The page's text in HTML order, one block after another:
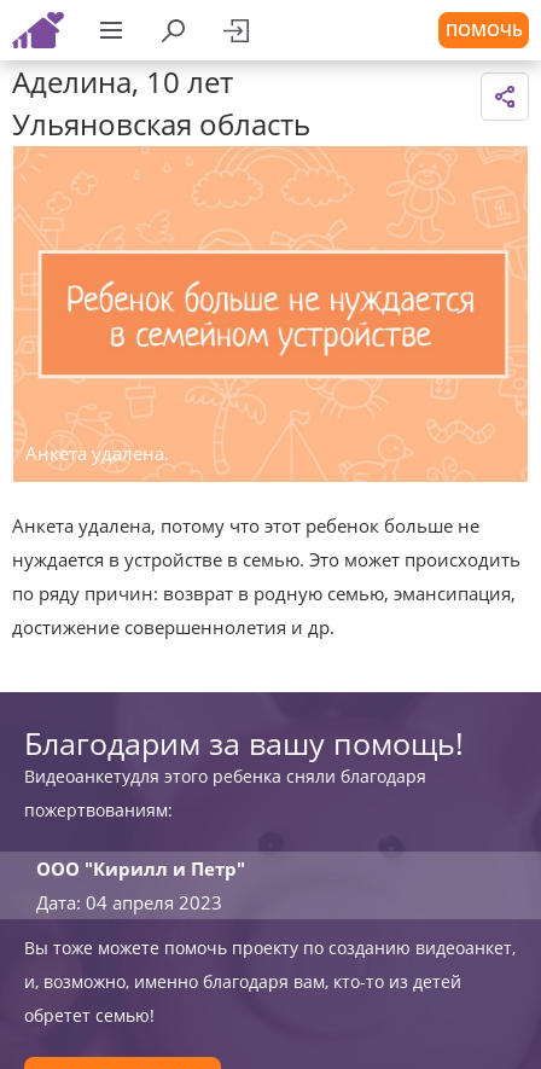
ПОМОЧЬ
Аделина, 10 лет
Ульяновская область
Анкета удалена.
Анкета удалена, потому что этот ребенок больше не
нуждается в устройстве в семью. Это может происходить
по ряду причин: возврат в родную семью, эмансипация,
достижение совершеннолетия и др.
Благодарим за вашу помощь!
Видеоанкетудля этого ребенка сняли благодаря
пожертвованиям:
ООО "Кирилл и Петр"
Дата: 04 апреля 2023
Вы тоже можете помочь проекту по созданию видеоанкет,
и, возможно, именно благодаря вам, кто-то из детей
обретет семью!